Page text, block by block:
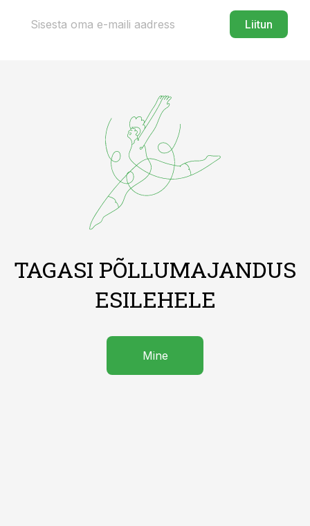
Liitun
TAGASI PÕLLUMAJANDUS
ESILEHELE
Mine